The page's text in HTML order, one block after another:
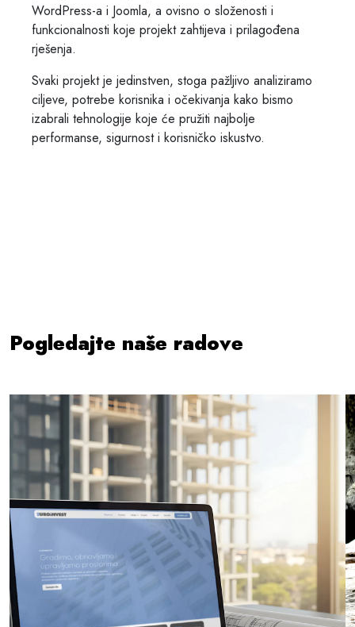
WordPress-a i Joomla, a ovisno o složenosti i
funkcionalnosti koje projekt zahtijeva i prilagođena
rješenja.
Svaki projekt je jedinstven, stoga pažljivo analiziramo
ciljeve, potrebe korisnika i očekivanja kako bismo
izabrali tehnologije koje će pružiti najbolje
performanse, sigurnost i korisničko iskustvo.
Pogledajte naše radove